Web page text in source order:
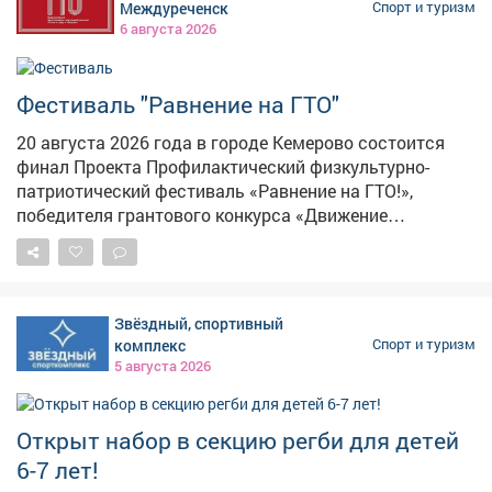
Междуреченск
6 августа 2026
Спорт и туризм
Фестиваль "Равнение на ГТО"
20 августа 2026 года в городе Кемерово состоится
финал Проекта Профилактический физкультурно-
патриотический фестиваль «Равнение на ГТО!»,
победителя грантового конкурса «Движение
Первых-2026». В мероприятии примут участие
победители муниципального этапа проектной
Кузбасса. Состав команды 6 человек, 3 участника из
числа несовершеннолетних, состоящих на различного
вида профилактических учетов и 3 участника из числа
объединений. Фестиваль начнётся с инструктажа и
разминки с участием Талисманов ГТО. Торжественное
открытие мероприятия станет настоящим
праздником единения и гордости за нашу Родину.
Звёздный, спортивный
комплекс
5 августа 2026
Спорт и туризм
Открыт набор в секцию регби для детей
6-7 лет!